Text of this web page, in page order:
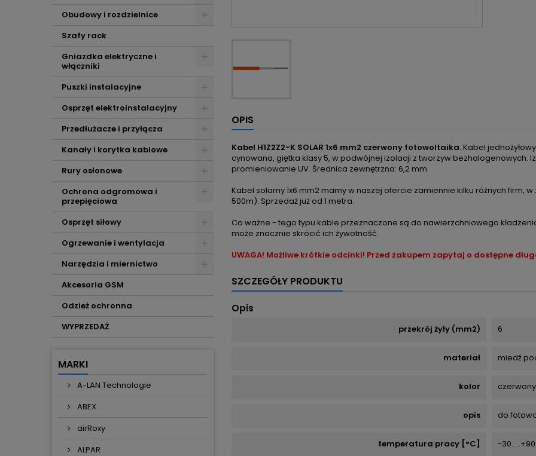
Obudowy i rozdzielnice
Szafy rack
Gniazdka elektryczne i
włączniki
Puszki instalacyjne
Osprzęt elektroinstalacyjny
Przedłużacze i przyłącza
Kanały i korytka kablowe
Rury osłonowe
Ochrona odgromowa i
przepięciowa
Osprzęt siłowy
Ogrzewanie i wentylacja
Narzędzia i miernictwo
Akcesoria GSM
Odzież ochronna
WYPRZEDAŻ
MARKI
A-LAN Technologie
ABEX
airRoxy
ALPAR
OPIS
Kabel H1Z2Z2-K SOLAR 1x6 mm2 czerwony fotowoltaika. Kabel
cynowana, giętka klasy 5, w podwójnej izolacji z tworzyw bezhalogenowych.
promieniowanie UV. Średnica zewnętrzna: 6,2 mm.
Kabel solarny 1x6 mm2 mamy w naszej ofercie zamiennie kilku różnych firm,
500m). Sprzedaż już od 1 metra.
Co ważne - tego typu kable przeznaczone są do nawierzchniowego
może znacznie skrócić ich żywotność.
UWAGA! Możliwe krótkie odcinki! Przed zakupem zapytaj o dostępne
SZCZEGÓŁY PRODUKTU
Opis
przekrój żyły (mm2) 6
materiał miedź
kolor czerwony
opis do
temperatura pracy [°C] -30.....+90